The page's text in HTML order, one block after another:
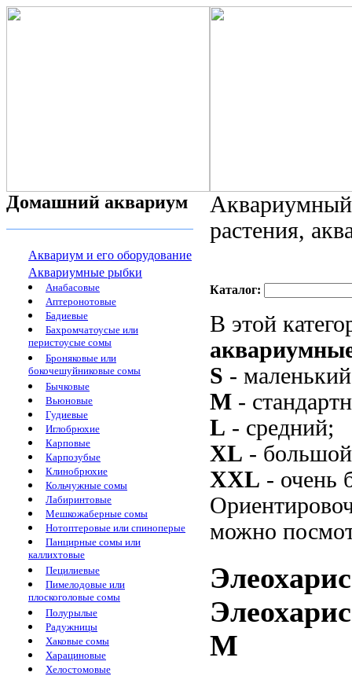
Домашний аквариум
Аквариум и его оборудование
Аквариумные рыбки
Анабасовые
Аптеронотовые
Бадиевые
Бахромчатоусые или
перистоусые сомы
Броняковые или
бокочешуйниковые сомы
Бычковые
Вьюновые
Гудиевые
Иглобрюхие
Карповые
Карпозубые
Клинобрюхие
Кольчужные сомы
Лабиринтовые
Мешкожаберные сомы
Нотоптеровые или спиноперые
Панцирные сомы или
каллихтовые
Пецилиевые
Пимелодовые или
плоскоголовые сомы
Полурылые
Радужницы
Хаковые сомы
Харациновые
Хелостомовые
растения,
Каталог:
В этой
S -
M -
L - средний;
XL -
XXL - очень
можно
M